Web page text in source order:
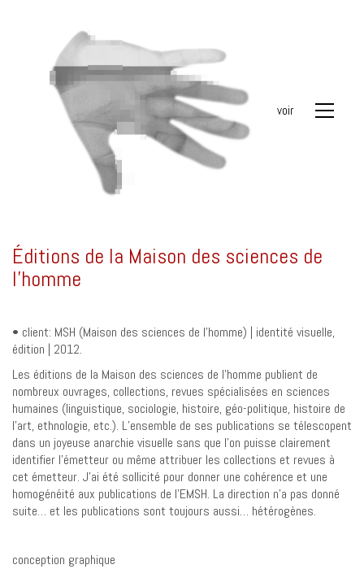
voir
Éditions de la Maison des sciences de
l’homme
• client: MSH (Maison des sciences de l’homme) | identité visuelle,
édition | 2012.
Les éditions de la Maison des sciences de l’homme publient de
nombreux ouvrages, collections, revues spécialisées en sciences
humaines (linguistique, sociologie, histoire, géo-politique, histoire de
l’art, ethnologie, etc.). L’ensemble de ses publications se télescopent
dans un joyeuse anarchie visuelle sans que l’on puisse clairement
identifier l’émetteur ou même attribuer les collections et revues à
cet émetteur. J’ai été sollicité pour donner une cohérence et une
homogénéité aux publications de l’EMSH. La direction n’a pas donné
suite… et les publications sont toujours aussi… hétérogènes.
conception graphique